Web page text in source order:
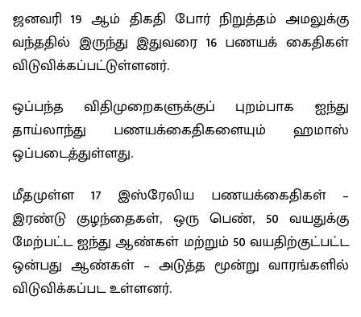
ஜனவரி 19 ஆம் திகதி போர் நிறுத்தம் அமலுக்கு
வந்ததில் இருந்து இதுவரை 16 பணயக் கைதிகள்
விடுவிக்கப்பட்டுள்ளனர்.
ஒப்பந்த விதிமுறைகளுக்குப் புறம்பாக ஐந்து
தாய்லாந்து பணயக்கைதிகளையும் ஹமாஸ்
ஒப்படைத்துள்ளது.
மீதமுள்ள 17 இஸ்ரேலிய பணயக்கைதிகள் –
இரண்டு குழந்தைகள், ஒரு பெண், 50 வயதுக்கு
மேற்பட்ட ஐந்து ஆண்கள் மற்றும் 50 வயதிற்குட்பட்ட
ஒன்பது ஆண்கள் – அடுத்த மூன்று வாரங்களில்
விடுவிக்கப்பட உள்ளனர்.